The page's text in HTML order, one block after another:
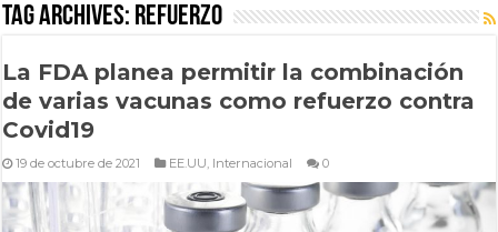
Tag Archives: Refuerzo
La FDA planea permitir la combinación
de varias vacunas como refuerzo contra
Covid19
19 de octubre de 2021 EE.UU, Internacional 0